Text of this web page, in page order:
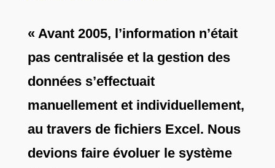
« Avant 2005, l’information n’était
pas centralisée et la gestion des
données s’effectuait
manuellement et individuellement,
au travers de fichiers Excel. Nous
devions faire évoluer le système